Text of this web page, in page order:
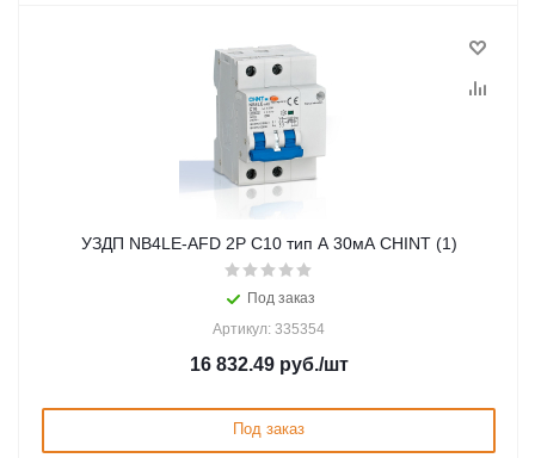
УЗДП NB4LE-AFD 2P C10 тип A 30мА CHINT (1)
Под заказ
Артикул: 335354
16 832.49руб./шт
Под заказ